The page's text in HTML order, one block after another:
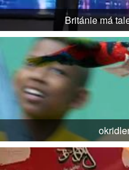
Británie má